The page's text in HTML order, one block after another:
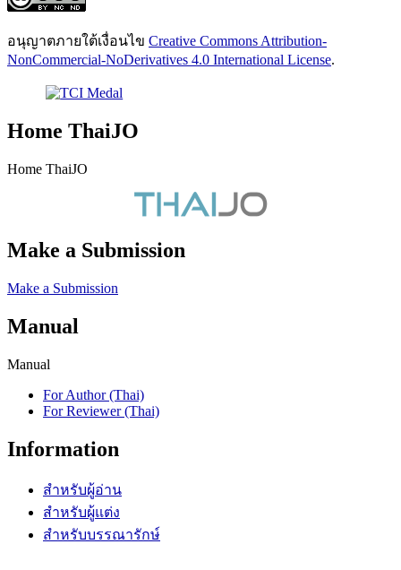
อนุญาตภายใต้เงื่อนไข Creative Commons Attribution-
NonCommercial-NoDerivatives 4.0 International License.
Home ThaiJO
Home ThaiJO
Make a Submission
Make a Submission
Manual
Manual
For Author (Thai)
For Reviewer (Thai)
Information
สำหรับผู้อ่าน
สำหรับผู้แต่ง
สำหรับบรรณารักษ์